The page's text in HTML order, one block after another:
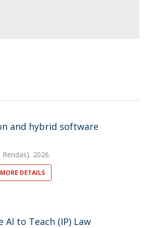
and hybrid software
2026.
DETAILS
AI to Teach (IP) Law